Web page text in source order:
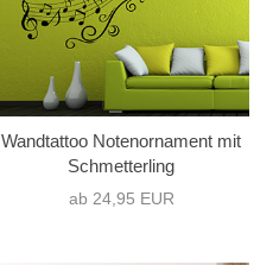
Wandtattoo Notenornament mit
Schmetterling
ab 24,95 EUR